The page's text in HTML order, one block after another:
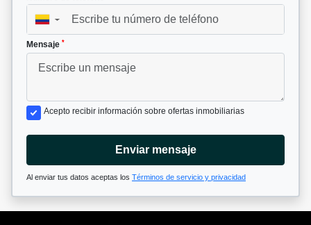
▼
Mensaje *
Acepto recibir información sobre ofertas inmobiliarias
Enviar mensaje
Al enviar tus datos aceptas los Términos de servicio y privacidad